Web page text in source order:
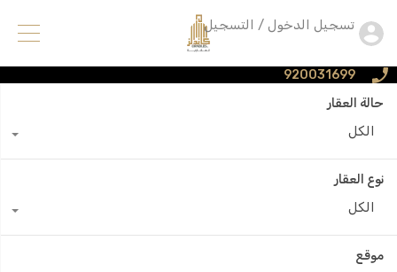
920031699
تسجيل الدخول / التسجيل
حالة العقار
الكل
نوع العقار
الكل
موقع